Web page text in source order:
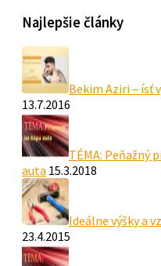
Najlepšie články
Bekim Aziri – ísť
13.7.2016
TÉMA: Peňažný
auta 15.3.2018
Ideálne výšky a
23.4.2015